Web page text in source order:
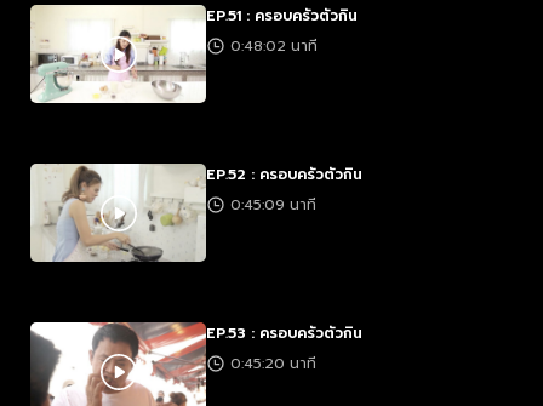
EP.51 : ครอบครัวตัวกิน
0:48:02 นาที
EP.52 : ครอบครัวตัวกิน
0:45:09 นาที
EP.53 : ครอบครัวตัวกิน
0:45:20 นาที